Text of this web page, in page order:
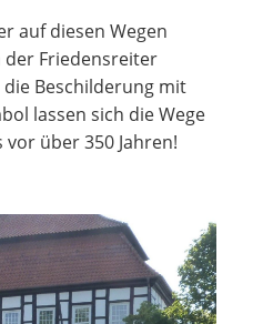
auf diesen Wegen
Friedensreiter
Beschilderung mit
lassen sich die Wege
über 350 Jahren!